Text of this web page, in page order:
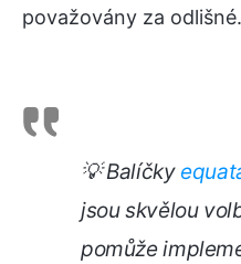
považovány za odlišné.
💡 Balíčky
jsou skvělou
pomůže